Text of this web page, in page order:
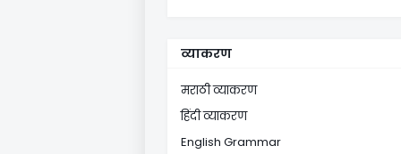
व्याकरण
मराठी व्याकरण
हिंदी व्याकरण
English Grammar